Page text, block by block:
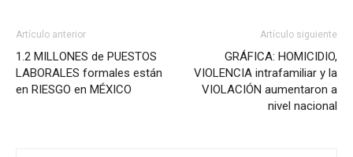
Artículo anterior
1.2 MILLONES de PUESTOS
LABORALES formales están
en RIESGO en MÉXICO
Artículo siguiente
GRÁFICA: HOMICIDIO,
VIOLENCIA intrafamiliar y la
VIOLACIÓN aumentaron a
nivel nacional